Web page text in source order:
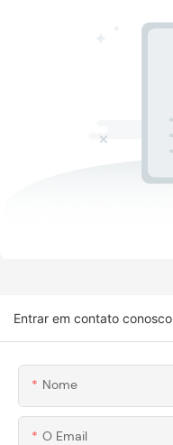
Entrar em contato conosco
Nome
O Email